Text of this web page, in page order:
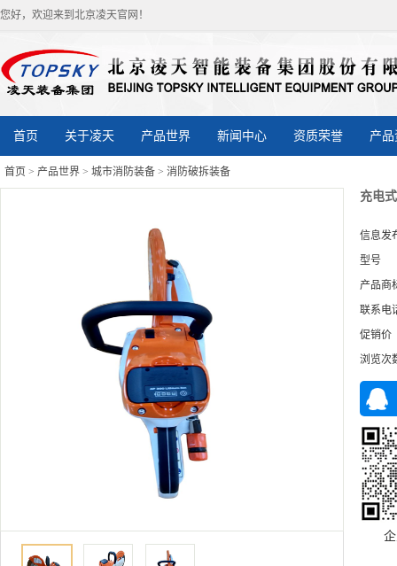
您好，欢迎来到北京凌天官网！
首页 关于凌天 产品世界 新闻中心 资质荣誉 产
首页 > 产品世界 > 城市消防装备 > 消防破拆装备
充电
信息发
型号
产品商
联系电
促销价
浏览次